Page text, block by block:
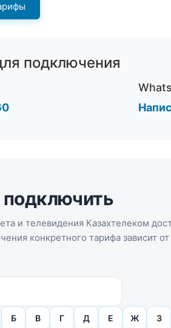
подключения
и телевидения Казахтелеком
конкретного тарифа зависит
Б В Г Д Е Ж З